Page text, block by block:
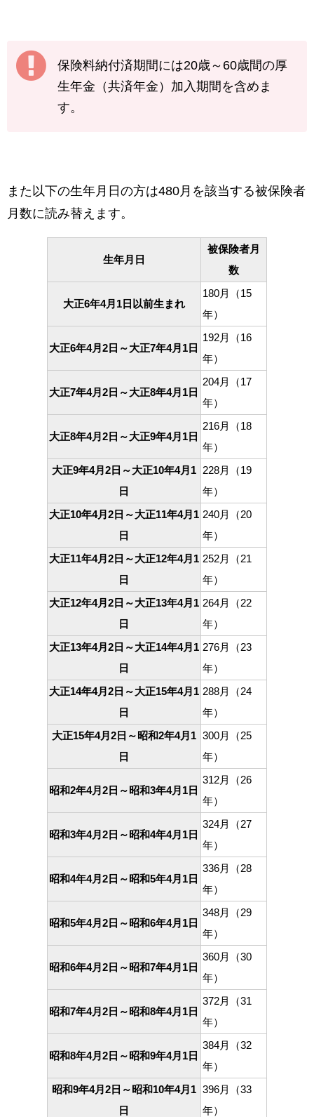
保険料納付済期間には20歳～60歳間の厚
生年金（共済年金）加入期間を含めま
す。
また以下の生年月日の方は480月を該当する被保険者
月数に読み替えます。
生年月日
被保険者月
数
大正6年4月1日以前生まれ
180月（15
年）
大正6年4月2日～大正7年4月1日
192月（16
年）
大正7年4月2日～大正8年4月1日
204月（17
年）
大正8年4月2日～大正9年4月1日
216月（18
年）
大正9年4月2日～大正10年4月1
日
228月（19
年）
大正10年4月2日～大正11年4月1
日
240月（20
年）
大正11年4月2日～大正12年4月1
日
252月（21
年）
大正12年4月2日～大正13年4月1
日
264月（22
年）
大正13年4月2日～大正14年4月1
日
276月（23
年）
大正14年4月2日～大正15年4月1
日
288月（24
年）
大正15年4月2日～昭和2年4月1
日
300月（25
年）
昭和2年4月2日～昭和3年4月1日
312月（26
年）
昭和3年4月2日～昭和4年4月1日
324月（27
年）
昭和4年4月2日～昭和5年4月1日
336月（28
年）
昭和5年4月2日～昭和6年4月1日
348月（29
年）
昭和6年4月2日～昭和7年4月1日
360月（30
年）
昭和7年4月2日～昭和8年4月1日
372月（31
年）
昭和8年4月2日～昭和9年4月1日
384月（32
年）
昭和9年4月2日～昭和10年4月1
日
396月（33
年）